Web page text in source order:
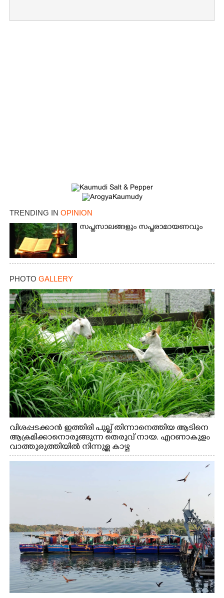
TRENDING IN OPINION
സപ്തസാലങ്ങളും സപ്തരാമായണവും
PHOTO GALLERY
വിശപ്പടക്കാൻ ഇത്തിരി പുല്ല് തിന്നാനെത്തിയ ആടിനെ
ആക്രമിക്കാനൊരുങ്ങുന്ന തെരുവ് നായ. എറണാകുളം
വാത്തുരുത്തിയിൽ നിന്നുള്ള കാഴ്ച